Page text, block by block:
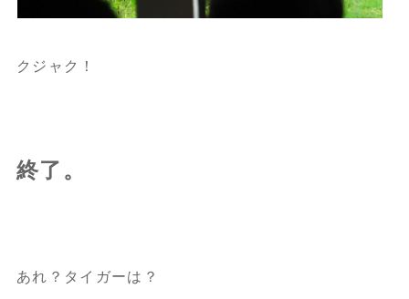
クジャク！
終了。
あれ？タイガーは？